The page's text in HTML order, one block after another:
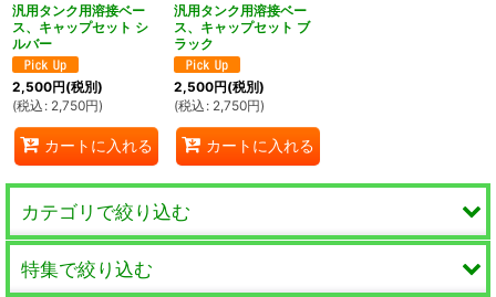
汎用タンク用溶接ベー
ス、キャップセット シ
ルバー
2,500円(税別)
(税込 : 2,750円)
カートに入れる
汎用タンク用溶接ベー
ス、キャップセット ブ
ラック
2,500円(税別)
(税込 : 2,750円)
カートに入れる
カテゴリで絞り込む
XRP Crimp
特集で絞り込む